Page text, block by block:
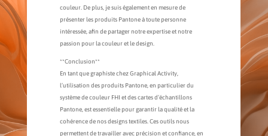
couleur. De plus, je suis également en mesure de
présenter les produits Pantone à toute personne
intéressée, afin de partager notre expertise et notre
passion pour la couleur et le design.
**Conclusion**
En tant que graphiste chez Graphical Activity,
l’utilisation des produits Pantone, en particulier du
système de couleur FHI et des cartes d’échantillons
Pantone, est essentielle pour garantir la qualité et la
cohérence de nos designs textiles. Ces outils nous
permettent de travailler avec précision et confiance, en